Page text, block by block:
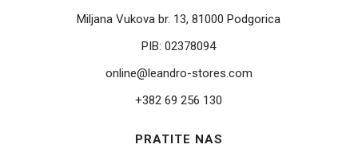
Miljana Vukova br. 13, 81000 Podgorica
PIB:02378094
online@leandro-stores.com
+382 69 256 130
PRATITE NAS